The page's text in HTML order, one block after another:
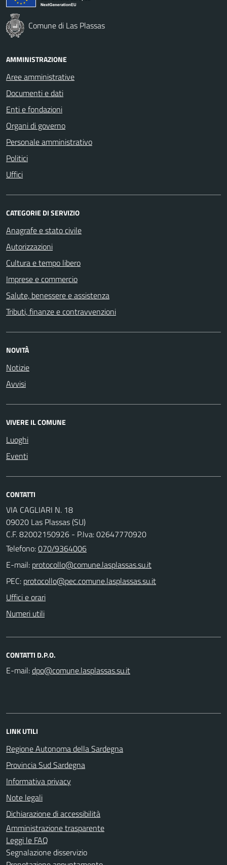
Comune di Las Plassas
AMMINISTRAZIONE
Aree amministrative
Documenti e dati
Enti e fondazioni
Organi di governo
Personale amministrativo
Politici
Uffici
CATEGORIE DI SERVIZIO
Anagrafe e stato civile
Autorizzazioni
Cultura e tempo libero
Imprese e commercio
Salute, benessere e assistenza
Tributi, finanze e contravvenzioni
NOVITÀ
Notizie
Avvisi
VIVERE IL COMUNE
Luoghi
Eventi
CONTATTI
VIA CAGLIARI N. 18
09020 Las Plassas (SU)
C.F. 82002150926 - P.Iva: 02647770920
Telefono:070/9364006
E-mail:
PEC:
Uffici e orari
Numeri utili
CONTATTI D.P.O.
E-mail:
LINK UTILI
Regione Autonoma della Sardegna
Provincia Sud Sardegna
Informativa privacy
Note legali
Dichiarazione di accessibilità
Amministrazione trasparente
Leggi le FAQ
Segnalazione disservizio